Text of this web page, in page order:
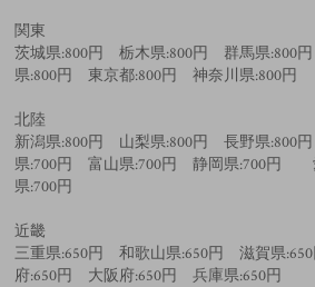
関東
茨城県:800円 栃木県:800円 群馬県:800
県:800円 東京都:800円 神奈川県:800円
北陸
新潟県:800円 山梨県:800円 長野県:800
県:700円 富山県:700円 静岡県:700円
県:700円
近畿
三重県:650円 和歌山県:650円 滋賀県
府:650円 大阪府:650円 兵庫県:650円